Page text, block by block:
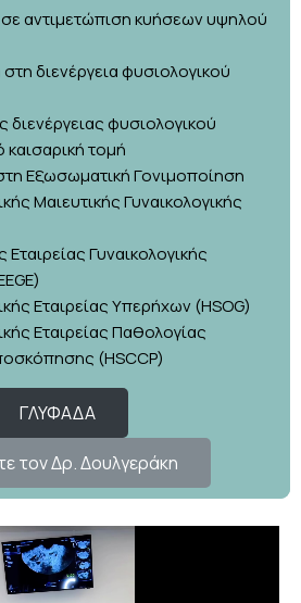
αντιμετώπιση κυήσεων υψηλού
διενέργεια φυσιολογικού
διενέργειας φυσιολογικού
τομή
Εξωσωματική Γονιμοποίηση
Μαιευτικής Γυναικολογικής
Γυναικολογικής
Εταιρείας Υπερήχων (HSOG)
Εταιρείας Παθολογίας
(HSCCP)
ΓΛΥΦΑΔΑ
τον Δρ. Δουλγεράκη